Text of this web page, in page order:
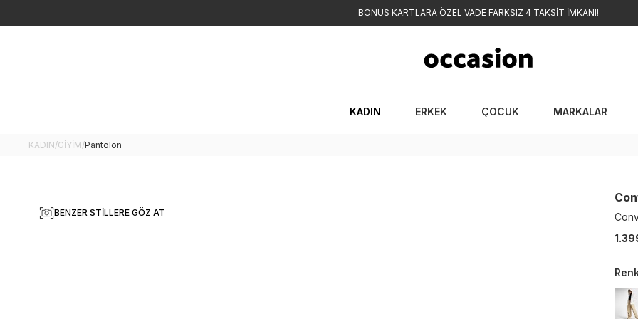
BONUS KARTLARA ÖZEL VADE FARKSIZ 4 TAKSİT İMKANI!
KADIN ERKEK ÇOCUK MARKALAR
KADIN/GİYİM/Pantolon
BENZER STILLERE GÖZ AT